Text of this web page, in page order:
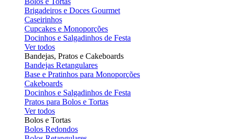
Brigadeiros e Doces Gourmet
Caseirinhos
Cupcakes e Monoporções
Docinhos e Salgadinhos de Festa
Ver todos
Bandejas, Pratos e Cakeboards
Bandejas Retangulares
Base e Pratinhos para Monoporções
Cakeboards
Docinhos e Salgadinhos de Festa
Pratos para Bolos e Tortas
Ver todos
Bolos e Tortas
Bolos Redondos